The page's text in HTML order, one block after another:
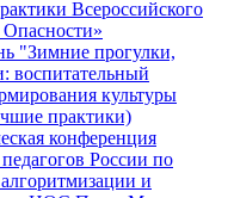
Всероссийского
"Зимние прогулки,
воспитательный
культуры
практики)
конференция
России по
и